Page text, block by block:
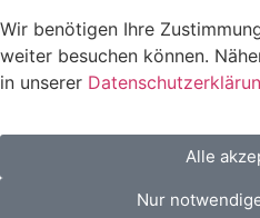
Wir benötigen Ihre
weiter besuchen können.
in unserer
Alle
Nur